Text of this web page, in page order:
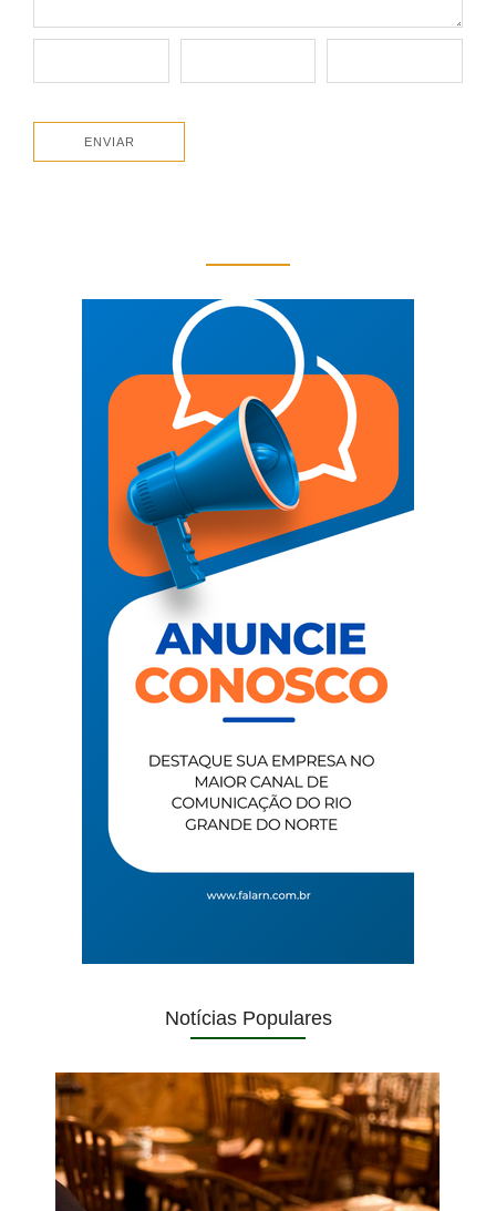
Notícias Populares